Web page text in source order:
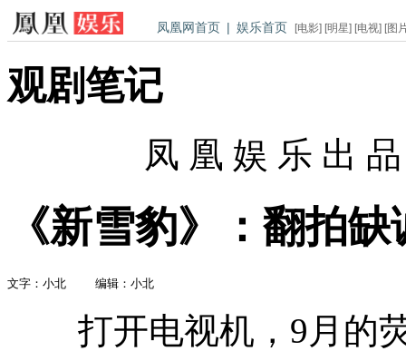
凤凰网首页 | 娱乐首页 [电影] [明星] [电视] [图
观剧笔记
凤 凰 娱 乐 出 品
《新雪豹》：翻拍
文字：小北    编辑：小北
打开电视机，9月的荧